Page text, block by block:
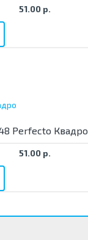
51.00 р.
Perfecto Квадро
51.00 р.